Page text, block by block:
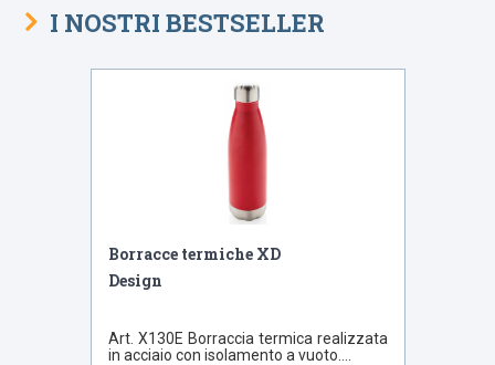
I NOSTRI BESTSELLER
Borracce termiche XD
Design
Art. X130E Borraccia termica realizzata
in acciaio con isolamento a vuoto....